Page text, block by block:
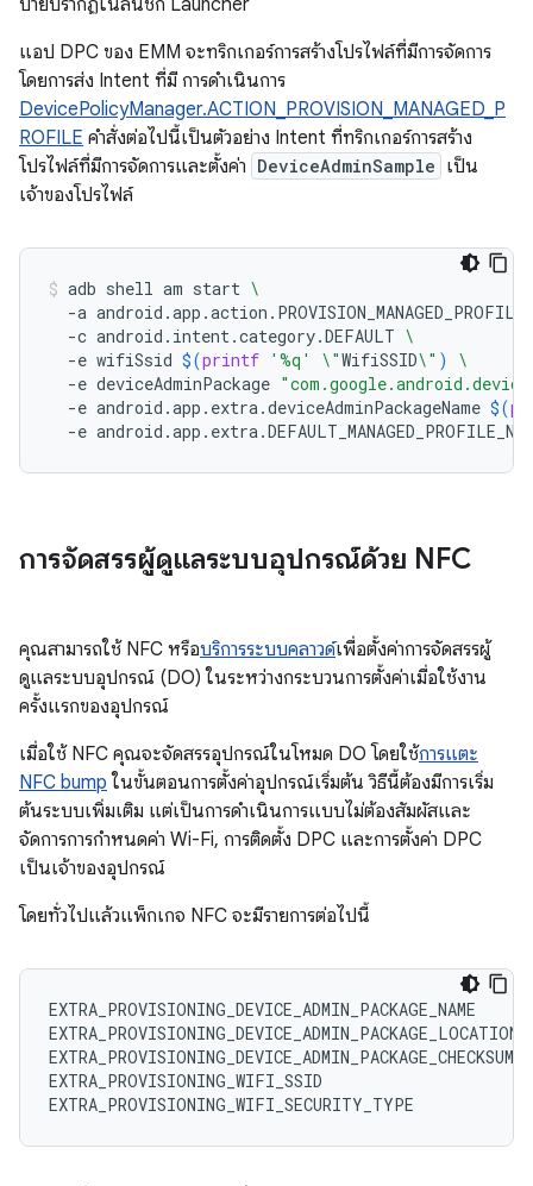
ป้ายปรากฏในลิ้นชัก Launcher
แอป DPC ของ EMM จะทริกเกอร์การสร้างโปรไฟล์ที่มีการจัดการ
โดยการส่ง Intent ที่มี การดำเนินการ
DevicePolicyManager.ACTION_PROVISION_MANAGED_P
ROFILE คำสั่งต่อไปนี้เป็นตัวอย่าง Intent ที่ทริกเกอร์การสร้าง
โปรไฟล์ที่มีการจัดการและตั้งค่า DeviceAdminSample เป็น
เจ้าของโปรไฟล์
adb shell am start \
-a android.app.action.PROVISION_MANAGED_PROFILE
-c android.intent.category.DEFAULT \
-e wifiSsid $(printf '%q' \"WifiSSID\" )
\
-e deviceAdminPackage
-e android.app.extra.deviceAdminPackageName $(
-e
การจัดสรรผู้ดูแลระบบอุปกรณ์ด้วย NFC
คุณสามารถใช้ NFC หรือบริการระบบคลาวด์เพื่อตั้งค่าการจัดสรรผู้
ดูแลระบบอุปกรณ์ (DO) ในระหว่างกระบวนการตั้งค่าเมื่อใช้งาน
ครั้งแรกของอุปกรณ์
เมื่อใช้ NFC คุณจะจัดสรรอุปกรณ์ในโหมด DO โดยใช้การแตะ
NFC bump ในขั้นตอนการตั้งค่าอุปกรณ์เริ่มต้น วิธีนี้ต้องมีการเริ่ม
ต้นระบบเพิ่มเติม แต่เป็นการดำเนินการแบบไม่ต้องสัมผัสและ
จัดการการกำหนดค่า Wi-Fi, การติดตั้ง DPC และการตั้งค่า DPC
เป็นเจ้าของอุปกรณ์
โดยทั่วไปแล้วแพ็กเกจ NFC จะมีรายการต่อไปนี้
EXTRA_PROVISIONING_DEVICE_ADMIN_PACKAGE_NAME
EXTRA_PROVISIONING_DEVICE_ADMIN_PACKAGE_LOCATION
EXTRA_PROVISIONING_DEVICE_ADMIN_PACKAGE_CHECKSUM
EXTRA_PROVISIONING_WIFI_SSID